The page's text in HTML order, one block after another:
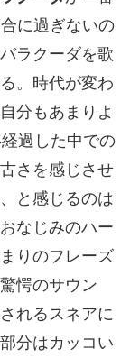
に過ぎないの
ラクーダを歌
。時代が変わ
分もあまりよ
過した中での
さを感じさせ
と感じるのは
なじみのハー
りのフレーズ
愕のサウン
れるスネアに
分はカッコい